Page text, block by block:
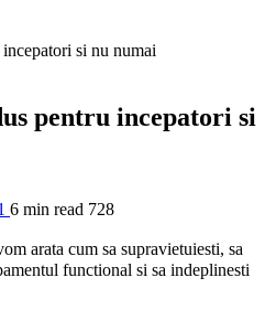
pentru incepatori si
6 min read 728
arata cum sa supravietuiesti, sa
functional si sa indeplinesti